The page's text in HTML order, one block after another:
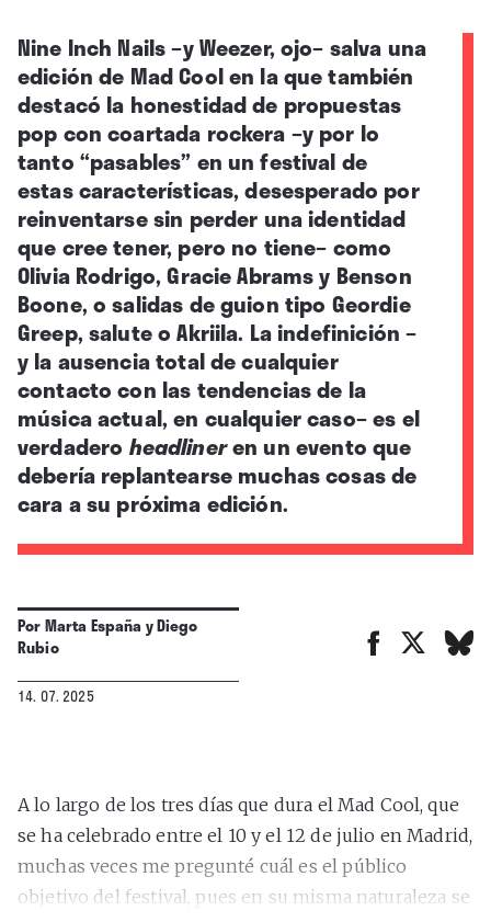
Nine Inch Nails –y Weezer, ojo– salva una
edición de Mad Cool en la que también
destacó la honestidad de propuestas
pop con coartada rockera –y por lo
tanto “pasables” en un festival de
estas características, desesperado por
reinventarse sin perder una identidad
que cree tener, pero no tiene– como
Olivia Rodrigo, Gracie Abrams y Benson
Boone, o salidas de guion tipo Geordie
Greep, salute o Akriila. La indefinición –
y la ausencia total de cualquier
contacto con las tendencias de la
música actual, en cualquier caso– es el
verdadero headlineren un evento que
debería replantearse muchas cosas de
cara a su próxima edición.
PorMarta España yDiego
Rubio
14. 07. 2025
A lo largo de los tres días que dura el Mad Cool, que
se ha celebrado entre el 10 y el 12 de julio en Madrid,
muchas veces me pregunté cuál es el público
objetivo del festival, pues en su misma naturaleza se